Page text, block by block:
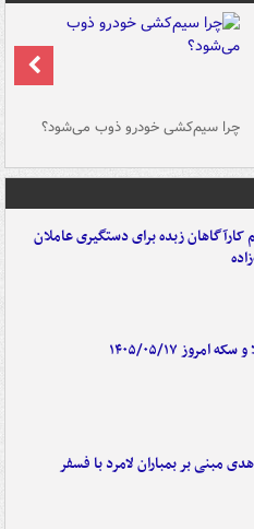
چرا سیم‌کشی خودرو ذوب می‌شود؟
کارآگاهان زبده برای دستگیری عاملان
امروز ۱۴۰۵/۰۵/۱۷
مبنی بر بمباران لامرد با فسفر